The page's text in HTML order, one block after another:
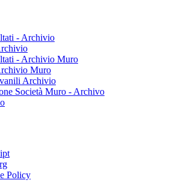
- Archivio
- Archivio Muro
Muro
Archivio
Società Muro - Archivo
Policy